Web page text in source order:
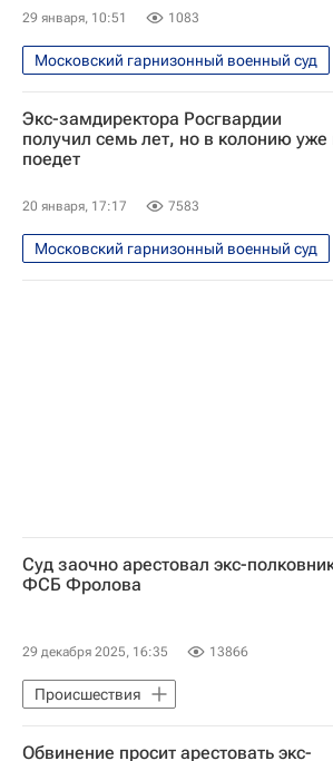
29 января, 10:51 1083
Московский гарнизонный военный суд
Происшествия
Россия
Экс-замдиректора Росгвардии
получил семь лет, но в колонию уже
поедет
20 января, 17:17 7583
Московский гарнизонный военный суд
Происшествия
Россия
Суд заочно арестовал экс-
ФСБ Фролова
29 декабря 2025, 16:35 13866
Происшествия
Обвинение просит арестовать экс-